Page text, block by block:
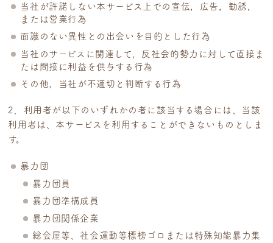
当社が許諾しない本サービス上での宣伝，広告，勧誘，
または営業行為
面識のない異性との出会いを目的とした行為
当社のサービスに関連して，反社会的勢力に対して直接ま
たは間接に利益を供与する行為
その他，当社が不適切と判断する行為
2．利用者が以下のいずれかの者に該当する場合には、当該
利用者は、本サービスを利用することができないものとしま
す。
暴力団
暴力団員
暴力団準構成員
暴力団関係企業
総会屋等、社会運動等標榜ゴロまたは特殊知能暴力集